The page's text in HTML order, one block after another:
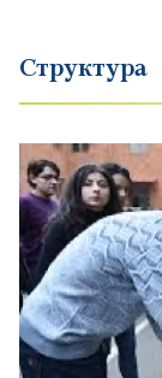
Структура